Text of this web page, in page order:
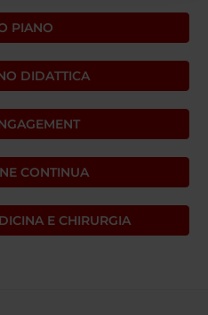
PIANO
DIDATTICA
CONTINUA
E CHIRURGIA